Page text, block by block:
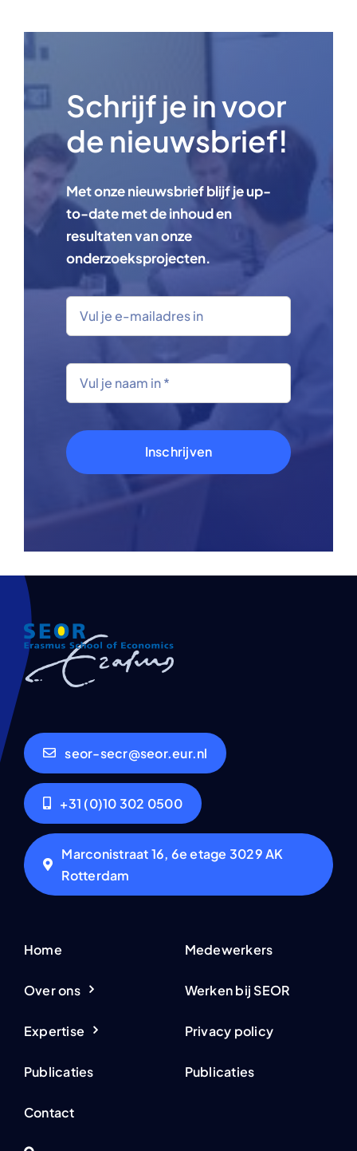
Schrijf je in voor
de nieuwsbrief!
Met onze nieuwsbrief blijf je up-
to-date met de inhoud en
resultaten van onze
onderzoeksprojecten.
Inschrijven
seor-secr@seor.eur.nl
+31 (0)10 302 0500
Marconistraat 16, 6e etage 3029 AK
Rotterdam
Home
Over ons
Expertise
Publicaties
Contact
Medewerkers
Werken bij SEOR
Privacy policy
Publicaties